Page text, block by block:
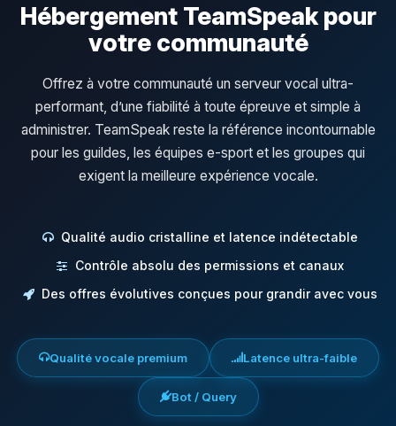
Hébergement TeamSpeak pour
votre communauté
Offrez à votre communauté un serveur vocal ultra-
performant, d’une fiabilité à toute épreuve et simple à
administrer. TeamSpeak reste la référence incontournable
pour les guildes, les équipes e-sport et les groupes qui
exigent la meilleure expérience vocale.
Qualité audio cristalline et latence indétectable
Contrôle absolu des permissions et canaux
Des offres évolutives conçues pour grandir avec vous
Qualité vocale premium Latence ultra-faible
Bot / Query